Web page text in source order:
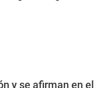
y se afirman en el